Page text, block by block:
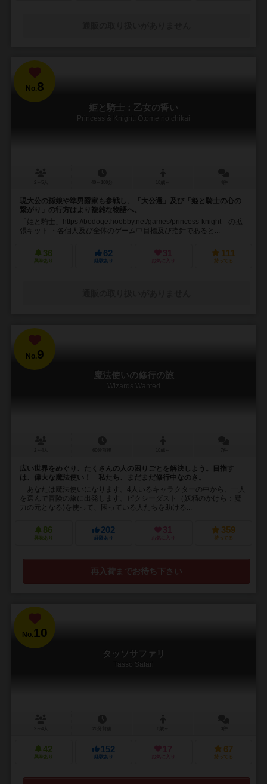
No.8
姫と騎士：乙女の誓い
Princess & Knight: Otome no chikai
現大公の孫娘や準男爵家も参戦し、「大公選」及び「姫と騎士の心の
繋がり」の行方はより複雑な物語へ。
「姫と騎士」https://bodoge.hoobby.net/games/princess-knight の拡
張キット ・各個人及び全体のゲーム中目標及び指針であると...
36
興味あり
62
経験あり
31
お気に入り
111
持ってる
No.9
魔法使いの修行の旅
Wizards Wanted
広い世界をめぐり、たくさんの人の困りごとを解決しよう。目指す
は、偉大な魔法使い！ 私たち、まだまだ修行中なのさ。
あなたは魔法使いになります。4人いるキャラクターの中から、一人
を選んで冒険の旅に出発します。ピクシーダスト（妖精のかけら：魔
力の元となる)を使って、困っている人たちを助ける...
86
興味あり
202
経験あり
31
お気に入り
359
持ってる
再入荷までお待ち下さい
No. 10
タッソサファリ
Tasso Safari
42
興味あり
152
経験あり
17
お気に入り
67
持ってる